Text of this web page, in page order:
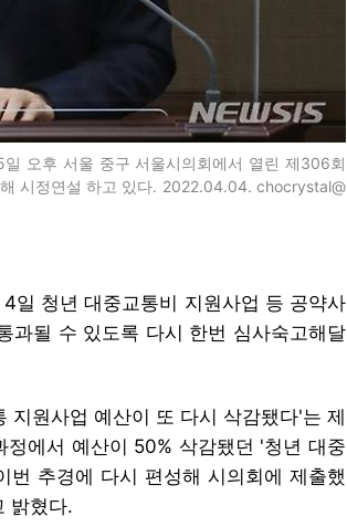
오후 서울 중구 서울시의회에서 열린 제306회
시정연설 하고 있다. 2022.04.04. chocrystal@
일 청년 대중교통비 지원사업 등 공약사
과될 수 있도록 다시 한번 심사숙고해달
지원사업 예산이 또 다시 삭감됐다'는 제
에서 예산이 50% 삭감됐던 '청년 대중
추경에 다시 편성해 시의회에 제출했
밝혔다.